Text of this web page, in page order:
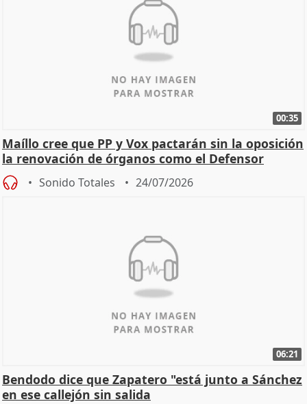
00:35
Maíllo cree que PP y Vox pactarán sin la oposición
la renovación de órganos como el Defensor
Sonido Totales 24/07/2026
06:21
Bendodo dice que Zapatero "está junto a Sánchez
en ese callejón sin salida